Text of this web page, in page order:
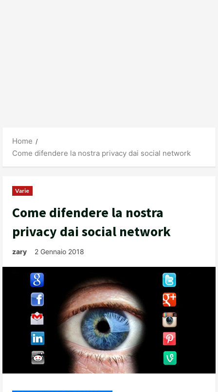
Home
Come difendere la nostra privacy dai social network
Varie
Come difendere la nostra
privacy dai social network
zary 2 Gennaio 2018